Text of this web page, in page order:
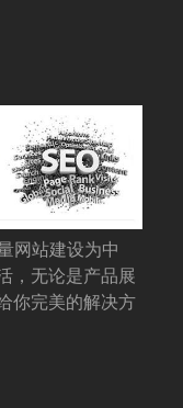
网站建设为中
，无论是产品展
你完美的解决方